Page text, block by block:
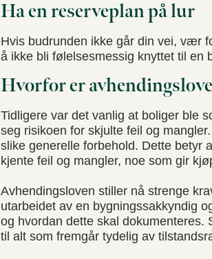
Ha en reserveplan på lur
Hvis budrunden ikke går din vei, vær
å ikke bli følelsesmessig knyttet til en
Hvorfor er
Tidligere var det vanlig at boliger ble
seg risikoen for skjulte feil og
slike generelle forbehold. Dette betyr
kjente feil og mangler, noe som gir
Avhendingsloven stiller nå strenge
utarbeidet av en bygningssakkyndig
og hvordan dette skal
til alt som fremgår tydelig av